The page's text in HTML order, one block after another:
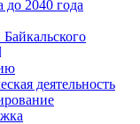
до 2040 года
деятельность